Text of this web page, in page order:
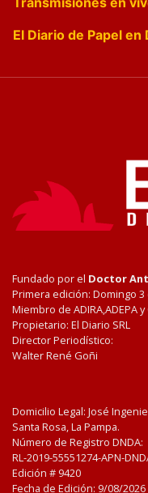
El Diario de Papel en
Fundado por el Doctor
Primera edición: Domingo 3
Miembro de ADIRA,ADEPA y
Propietario: El Diario SRL
Director Periodístico:
Walter René Goñi
Domicilio Legal: José
Santa Rosa, La Pampa.
Número de Registro DNDA:
RL-2019-55551274-APN-
Edición # 9420
Fecha de Edición: 9/08/2026